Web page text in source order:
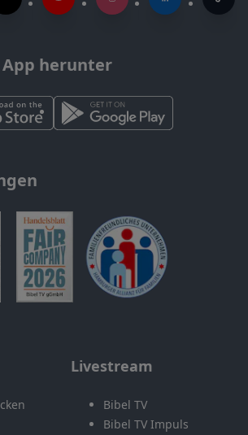
herunter
Livestream
Bibel TV
Bibel TV Impuls